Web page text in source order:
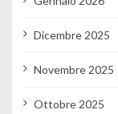
Dicembre 2025
Novembre 2025
Ottobre 2025